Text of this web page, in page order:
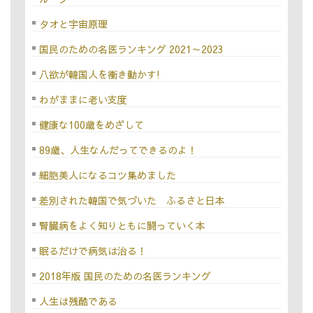
タオと宇宙原理
国民のための名医ランキング 2021～2023
八欲が韓国人を衝き動かす!
わがままに老い支度
健康な100歳をめざして
89歳、人生なんだってできるのよ！
細胞美人になるコツ集めました
差別された韓国で気づいた ふるさと日本
腎臓病をよく知りともに闘っていく本
眠るだけで病気は治る！
2018年版 国民のための名医ランキング
人生は残酷である